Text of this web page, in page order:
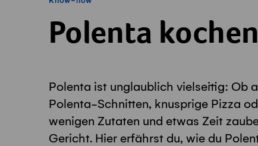
Polenta kochen
Polenta ist unglaublich vielseitig: Ob
Polenta-Schnitten, knusprige Pizza
wenigen Zutaten und etwas Zeit
Gericht. Hier erfährst du, wie du